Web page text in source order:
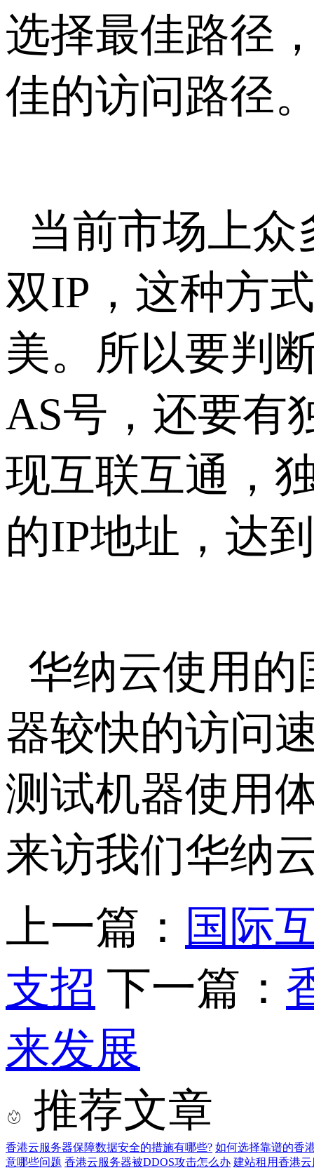
选择最佳路径
佳的访问路径
当前市场上
双IP，这种方
美。所以要判
AS号，还要有
现互联互通，
的IP地址，达
华纳云使用的
器较快的访问
测试机器使用
来访我们华纳
上一篇： 国际
支招 下一篇：
来发展
推荐文章
香港云服务器保障数据安全的措施有哪些? 如何选择靠谱的香
意哪些问题 香港云服务器被DDOS攻击怎么办 建站租用香港